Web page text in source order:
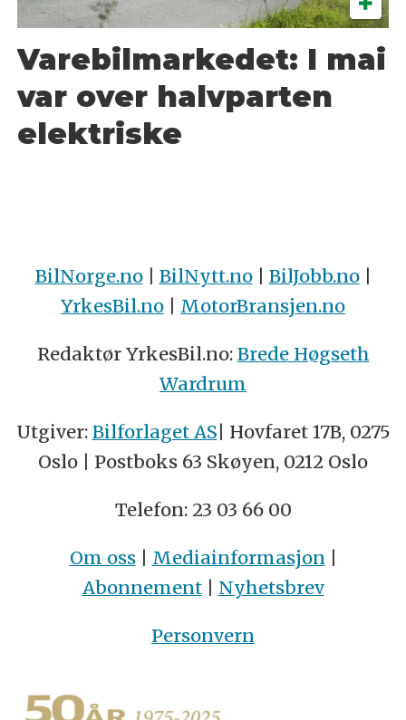
Varebilmarkedet: I mai
var over halvparten
elektriske
BilNorge.no| BilNytt.no| BilJobb.no|
YrkesBil.no | MotorBransjen.no
Redaktør YrkesBil.no: Brede Høgseth
Wardrum
Utgiver: Bilforlaget AS| Hovfaret 17B, 0275
Oslo | Postboks 63 Skøyen, 0212 Oslo
Telefon: 23 03 66 00
Om oss| Mediainformasjon |
Abonnement| Nyhetsbrev
Personvern